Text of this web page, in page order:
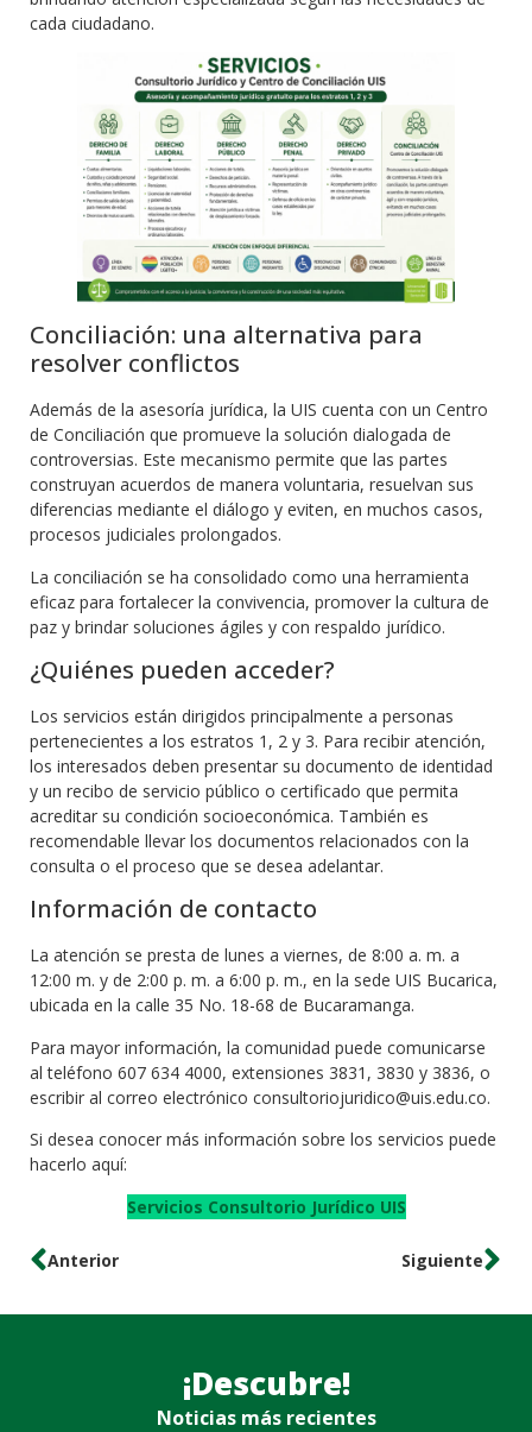
cada ciudadano.
Conciliación: una alternativa para
resolver conflictos
Además de la asesoría jurídica, la UIS cuenta con un Centro
de Conciliación que promueve la solución dialogada de
controversias. Este mecanismo permite que las partes
construyan acuerdos de manera voluntaria, resuelvan sus
diferencias mediante el diálogo y eviten, en muchos casos,
procesos judiciales prolongados.
La conciliación se ha consolidado como una herramienta
eficaz para fortalecer la convivencia, promover la cultura de
paz y brindar soluciones ágiles y con respaldo jurídico.
¿Quiénes pueden acceder?
Los servicios están dirigidos principalmente a personas
pertenecientes a los estratos 1, 2 y 3. Para recibir atención,
los interesados deben presentar su documento de identidad
y un recibo de servicio público o certificado que permita
acreditar su condición socioeconómica. También es
recomendable llevar los documentos relacionados con la
consulta o el proceso que se desea adelantar.
Información de contacto
La atención se presta de lunes a viernes, de 8:00 a. m. a
12:00 m. y de 2:00 p. m. a 6:00 p. m., en la sede UIS Bucarica,
ubicada en la calle 35 No. 18-68 de Bucaramanga.
Para mayor información, la comunidad puede comunicarse
al teléfono 607 634 4000, extensiones 3831, 3830 y 3836, o
escribir al correo electrónico consultoriojuridico@uis.edu.co.
Si desea conocer más información sobre los servicios puede
hacerlo aquí:
Servicios Consultorio Jurídico UIS
Anterior Siguiente
¡Descubre!
Noticias más recientes